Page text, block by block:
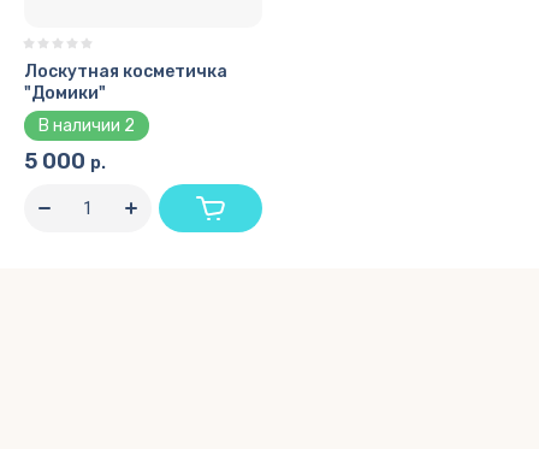
Лоскутная косметичка
"Домики"
В наличии 2
5 000 р.